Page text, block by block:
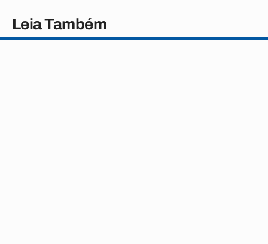
Leia Também